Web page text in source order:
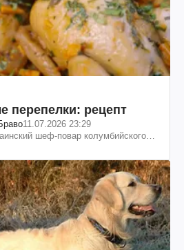
перепелки: рецепт
11.07.2026 23:29
шеф-повар колумбийского